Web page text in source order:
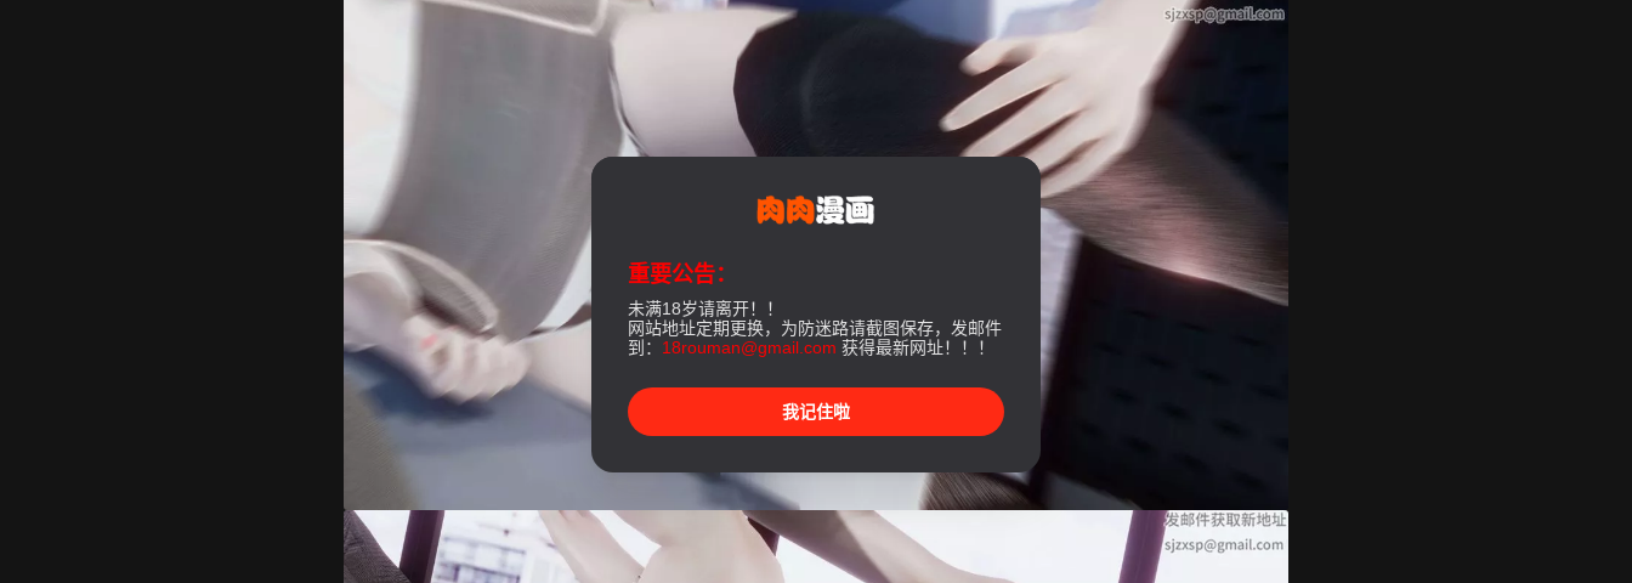
重要公告：
未满18岁请离开！！
网站地址定期更换，为防迷路请截图保存，发邮件
到： 18rouman@gmail.com 获得最新网址！！！
我记住啦